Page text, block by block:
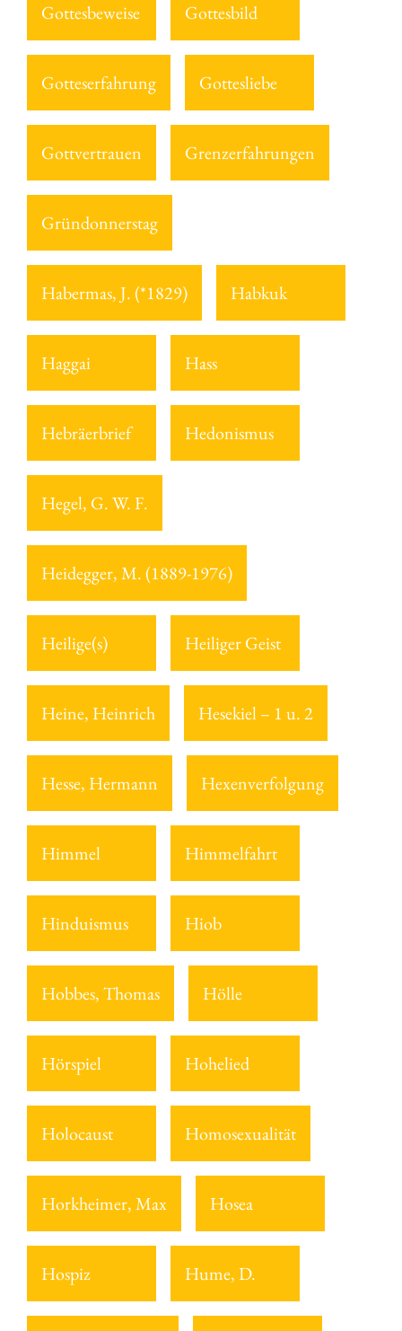
Gottesbeweise Gottesbild
Gotteserfahrung Gottesliebe
Gottvertrauen Grenzerfahrungen
Gründonnerstag
Habermas, J. (*1829) Habkuk
Haggai Hass
Hebräerbrief Hedonismus
Hegel, G. W. F.
Heidegger, M. (1889-1976)
Heilige(s) Heiliger Geist
Heine, Heinrich Hesekiel – 1 u. 2
Hesse, Hermann Hexenverfolgung
Himmel Himmelfahrt
Hinduismus Hiob
Hobbes, Thomas Hölle
Hörspiel Hohelied
Holocaust Homosexualität
Horkheimer, Max Hosea
Hospiz Hume, D.